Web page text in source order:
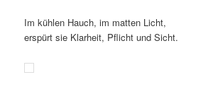
Im kühlen Hauch, im matten Licht,
erspürt sie Klarheit, Pflicht und Sicht.